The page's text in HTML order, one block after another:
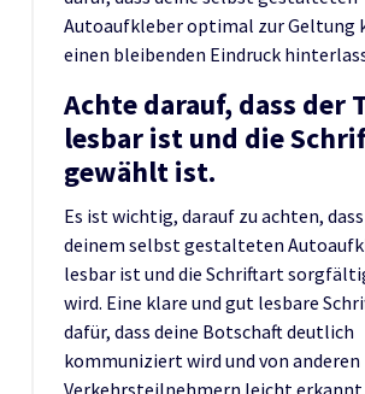
Autoaufkleber optimal zur Geltung
einen bleibenden Eindruck
Achte darauf, dass der
lesbar ist und die
gewählt ist.
Es ist wichtig, darauf zu achten,
deinem selbst gestalteten
lesbar ist und die Schriftart
wird. Eine klare und gut lesbare
dafür, dass deine Botschaft deutlich
kommuniziert wird und von anderen
Verkehrsteilnehmern leicht erkannt